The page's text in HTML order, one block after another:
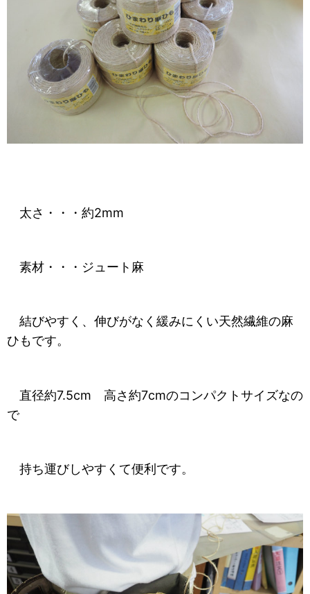
太さ・・・約2mm
素材・・・ジュート麻
結びやすく、伸びがなく緩みにくい天然繊維の麻
ひもです。
直径約7.5cm 高さ約7cmのコンパクトサイズなの
で
持ち運びしやすくて便利です。